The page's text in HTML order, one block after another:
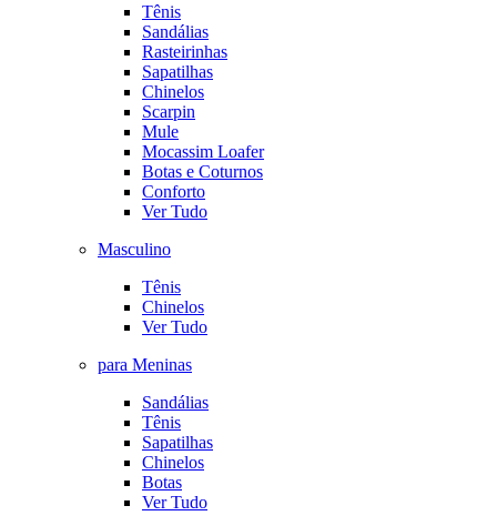
Tênis
Sandálias
Rasteirinhas
Sapatilhas
Chinelos
Scarpin
Mule
Mocassim Loafer
Botas e Coturnos
Conforto
Ver Tudo
Masculino
Tênis
Chinelos
Ver Tudo
para Meninas
Sandálias
Tênis
Sapatilhas
Chinelos
Botas
Ver Tudo